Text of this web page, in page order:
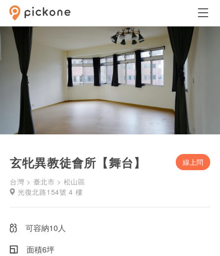
玄牝異教徒會所【舞台】
線上問
台灣 > 臺北市 > 松山區
光復北路154號 4 樓
可容納10人
面積6坪